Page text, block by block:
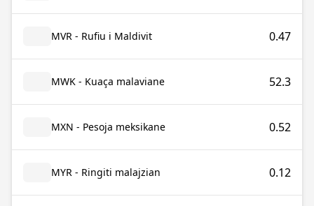
MVR - Rufiu i Maldivit 0.47
MWK - Kuaça malaviane 52.3
MXN - Pesoja meksikane 0.52
MYR - Ringiti malajzian 0.12